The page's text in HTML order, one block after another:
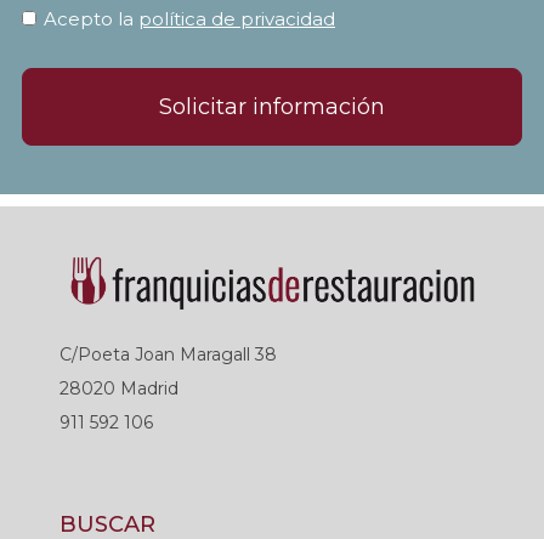
Acepto la política de privacidad
Solicitar información
C/Poeta Joan Maragall 38
28020 Madrid
911 592 106
BUSCAR